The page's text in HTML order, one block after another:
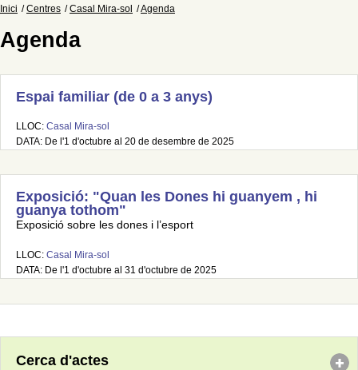
Inici Centres Casal Mira-sol Agenda
Agenda
Espai familiar (de 0 a 3 anys)
LLOC: Casal Mira-sol
DATA: De l'1 d'octubre al 20 de desembre de 2025
Exposició: "Quan les Dones hi guanyem , hi
guanya tothom"
Exposició sobre les dones i l’esport
LLOC: Casal Mira-sol
DATA: De l'1 d'octubre al 31 d'octubre de 2025
Cerca d'actes